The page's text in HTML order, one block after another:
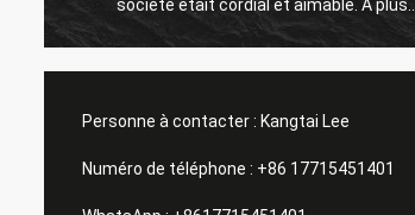
société était cordial et aimable. A plus
l'estimation !
Personne à contacter : Kangtai Lee
Numéro de téléphone : +86 17715451401